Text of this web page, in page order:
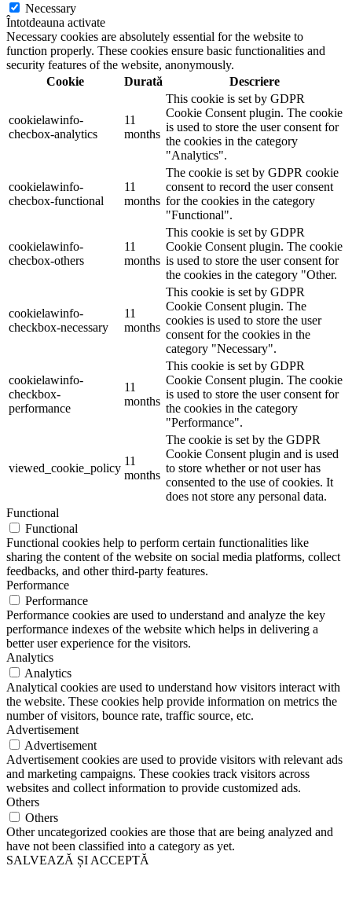
Necessary
Întotdeauna activate
Necessary cookies are absolutely essential for the website to
function properly. These cookies ensure basic functionalities and
security features of the website, anonymously.
Cookie
Durată Descriere
cookielawinfo-
checbox-analytics
11
months
This cookie is set by GDPR
Cookie Consent plugin. The cookie
is used to store the user consent for
the cookies in the category
"Analytics".
cookielawinfo-
checbox-functional
11
months
The cookie is set by GDPR cookie
consent to record the user consent
for the cookies in the category
"Functional".
cookielawinfo-
checbox-others
11
months
This cookie is set by GDPR
Cookie Consent plugin. The cookie
is used to store the user consent for
the cookies in the category "Other.
cookielawinfo-
checkbox-necessary
11
months
This cookie is set by GDPR
Cookie Consent plugin. The
cookies is used to store the user
consent for the cookies in the
category "Necessary".
cookielawinfo-
checkbox-
performance
11
months
This cookie is set by GDPR
Cookie Consent plugin. The cookie
is used to store the user consent for
the cookies in the category
"Performance".
viewed_cookie_policy
11
months
The cookie is set by the GDPR
Cookie Consent plugin and is used
to store whether or not user has
consented to the use of cookies. It
does not store any personal data.
Functional
Functional
Functional cookies help to perform certain functionalities like
sharing the content of the website on social media platforms, collect
feedbacks, and other third-party features.
Performance
Performance
Performance cookies are used to understand and analyze the key
performance indexes of the website which helps in delivering a
better user experience for the visitors.
Analytics
Analytics
Analytical cookies are used to understand how visitors interact with
the website. These cookies help provide information on metrics the
number of visitors, bounce rate, traffic source, etc.
Advertisement
Advertisement
Advertisement cookies are used to provide visitors with relevant ads
and marketing campaigns. These cookies track visitors across
websites and collect information to provide customized ads.
Others
Others
Other uncategorized cookies are those that are being analyzed and
have not been classified into a category as yet.
SALVEAZĂ ȘI ACCEPTĂ